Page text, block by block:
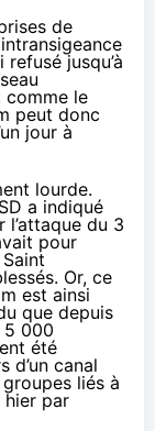
de
jusqu’à
comme le
peut donc
jour à
lourde.
a indiqué
du 3
pour
Or, ce
est ainsi
que depuis
5 000
été
d’un canal
liés à
hier par